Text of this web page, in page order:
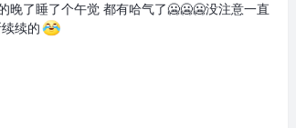
晚了睡了个午觉 都有哈气了🥶🥶🥶没注意一直
续的